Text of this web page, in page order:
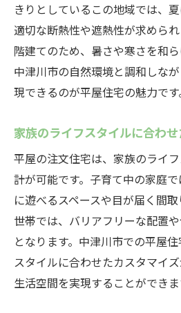
エネルギー効率が良い
快適な住環境を実現す
注文住宅で実現する中津川
快適な生活を支える最
中津川市の季節に合わ
家族全員が満足する平
注文住宅ならではのカ
日当たりと風通しを考
中津川市の自然を感じ
中津川市の注文住宅で叶え
ン
モダンと伝統が融合し
中津川市の風景に溶け
きりとしているこの地域では、
適切な断熱性や遮熱性が求めら
階建てのため、暑さや寒さを和ら
中津川市の自然環境と調和しな
現できるのが平屋住宅の魅力です
家族のライフスタイルに合わ
平屋の注文住宅は、家族のライ
計が可能です。子育て中の家庭
に遊べるスペースや目が届く間
世帯では、バリアフリーな配置
となります。中津川市での平屋
スタイルに合わせたカスタマイ
生活空間を実現することができま